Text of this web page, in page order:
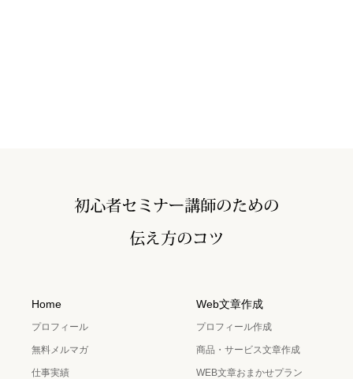
Home
プロフィール
無料メルマガ
仕事実績
Web文章作成
プロフィール作成
商品・サービス文章作成
WEB文章おまかせプラン